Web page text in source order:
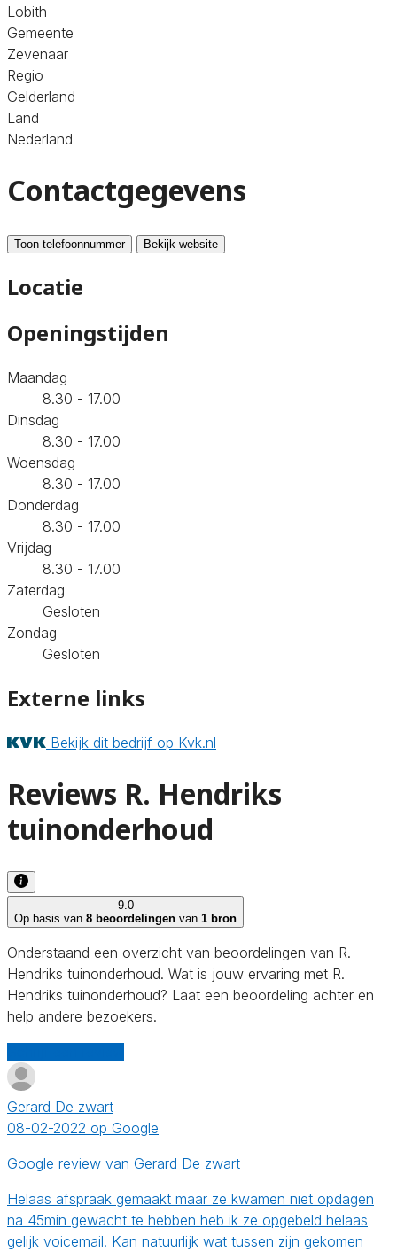
Lobith
Gemeente
Zevenaar
Regio
Gelderland
Land
Nederland
Contactgegevens
Toon telefoonnummer Bekijk website
Locatie
Openingstijden
Maandag
8.30 - 17.00
Dinsdag
8.30 - 17.00
Woensdag
8.30 - 17.00
Donderdag
8.30 - 17.00
Vrijdag
8.30 - 17.00
Zaterdag
Gesloten
Zondag
Gesloten
Externe links
Bekijk dit bedrijf op Kvk.nl
Reviews R. Hendriks
tuinonderhoud
9.0
Op basis van 8 beoordelingen van 1 bron
Onderstaand een overzicht van beoordelingen van R.
Hendriks tuinonderhoud. Wat is jouw ervaring met R.
Hendriks tuinonderhoud? Laat een beoordeling achter en
help andere bezoekers.
Gerard De zwart
08-02-2022 op Google
Google review van Gerard De zwart
Helaas afspraak gemaakt maar ze kwamen niet opdagen
na 45min gewacht te hebben heb ik ze opgebeld helaas
gelijk voicemail. Kan natuurlijk wat tussen zijn gekomen